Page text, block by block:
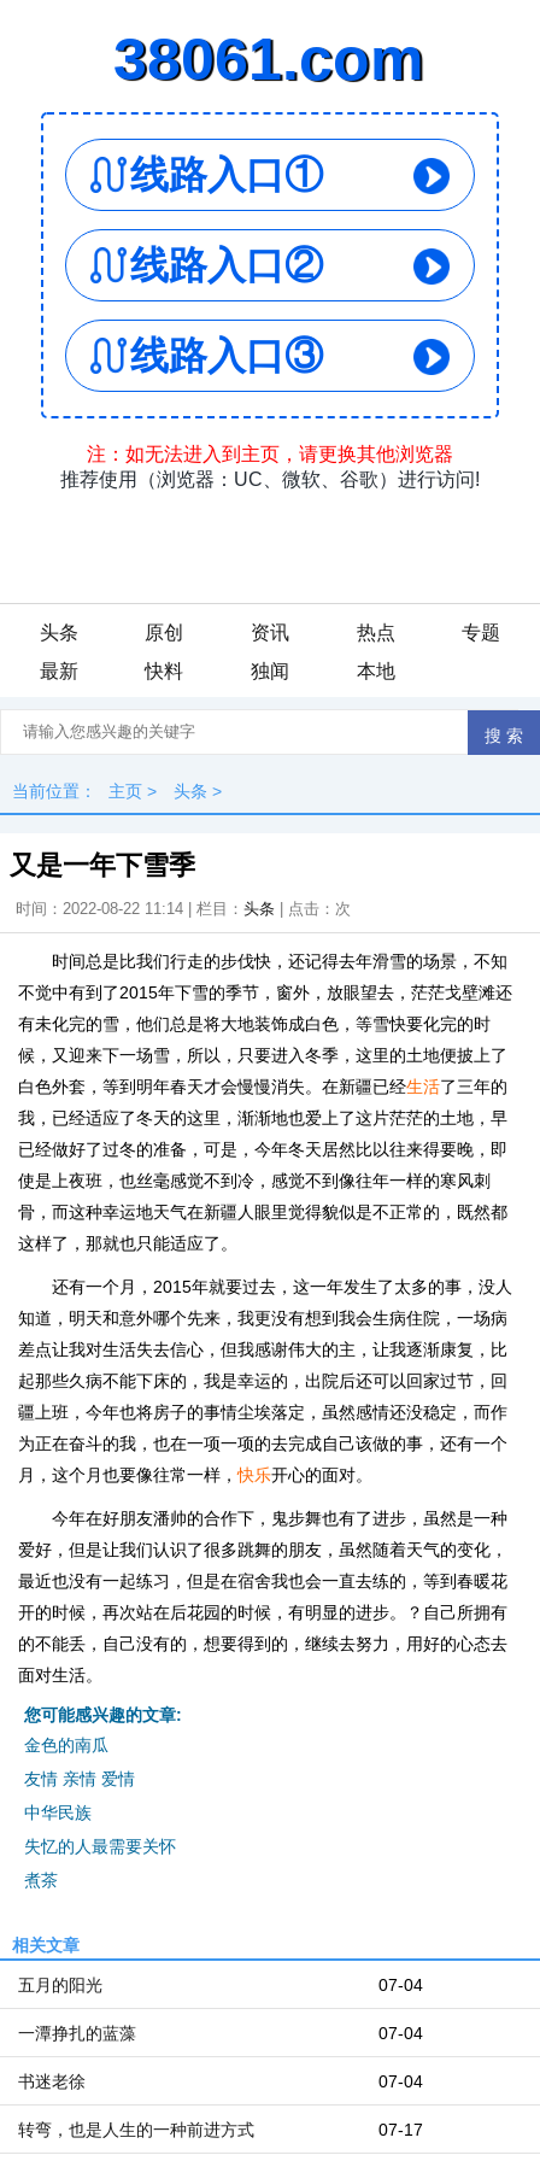
头条 原创 资讯 热点
专题
最新
快料 独闻 本地
当前位置： 主页 > 头条 >
又是一年下雪季
时间：2022-08-22 11:14 | 栏目： 头条 | 点击： 次
时间总是比我们行走的步伐快，还记得去年滑雪的场景，不知
不觉中有到了2015年下雪的季节，窗外，放眼望去，茫茫戈壁滩还
有未化完的雪，他们总是将大地装饰成白色，等雪快要化完的时
候，又迎来下一场雪，所以，只要进入冬季，这里的土地便披上了
白色外套，等到明年春天才会慢慢消失。在新疆已经生活了三年的
我，已经适应了冬天的这里，渐渐地也爱上了这片茫茫的土地，早
已经做好了过冬的准备，可是，今年冬天居然比以往来得要晚，即
使是上夜班，也丝毫感觉不到冷，感觉不到像往年一样的寒风刺
骨，而这种幸运地天气在新疆人眼里觉得貌似是不正常的，既然都
这样了，那就也只能适应了。
还有一个月，2015年就要过去，这一年发生了太多的事，没人
知道，明天和意外哪个先来，我更没有想到我会生病住院，一场病
差点让我对生活失去信心，但我感谢伟大的主，让我逐渐康复，比
起那些久病不能下床的，我是幸运的，出院后还可以回家过节，回
疆上班，今年也将房子的事情尘埃落定，虽然感情还没稳定，而作
为正在奋斗的我，也在一项一项的去完成自己该做的事，还有一个
月，这个月也要像往常一样，快乐开心的面对。
今年在好朋友潘帅的合作下，鬼步舞也有了进步，虽然是一种
爱好，但是让我们认识了很多跳舞的朋友，虽然随着天气的变化，
最近也没有一起练习，但是在宿舍我也会一直去练的，等到春暖花
开的时候，再次站在后花园的时候，有明显的进步。？自己所拥有
的不能丢，自己没有的，想要得到的，继续去努力，用好的心态去
面对生活。
您可能感兴趣的文章:
金色的南瓜
友情 亲情 爱情
中华民族
失忆的人最需要关怀
煮茶
相关文章
07-04
五月的阳光
07-04
一潭挣扎的蓝藻
07-04
书迷老徐
07-17
转弯，也是人生的一种前进方式